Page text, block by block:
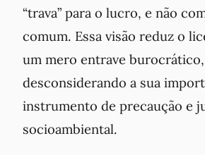
“trava” para o lucro, e não
comum. Essa visão reduz o
um mero entrave burocrático,
desconsiderando a sua
instrumento de precaução e
socioambiental.